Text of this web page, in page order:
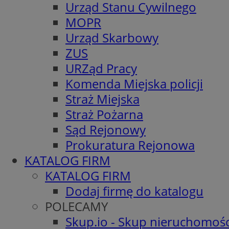
Urząd Stanu Cywilnego
MOPR
Urząd Skarbowy
ZUS
URZąd Pracy
Komenda Miejska policji
Straż Miejska
Straż Pożarna
Sąd Rejonowy
Prokuratura Rejonowa
KATALOG FIRM
KATALOG FIRM
Dodaj firmę do katalogu
POLECAMY
Skup.io - Skup